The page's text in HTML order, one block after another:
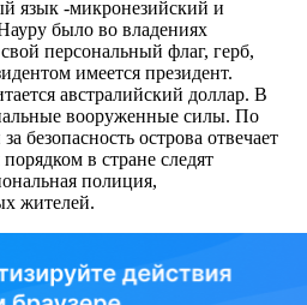
язык -микронезийский и
было во владениях
персональный флаг, герб,
имеется президент.
австралийский доллар. В
вооруженные силы. По
безопасность острова отвечает
в стране следят
полиция,
жителей.